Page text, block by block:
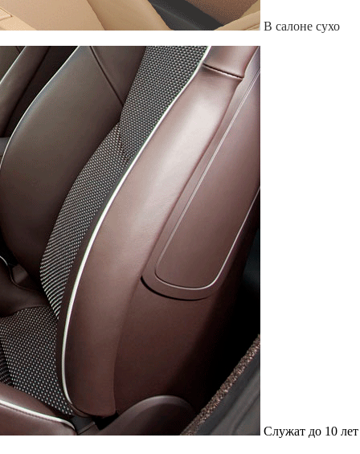
Служат до 10 лет
Цена
Количество